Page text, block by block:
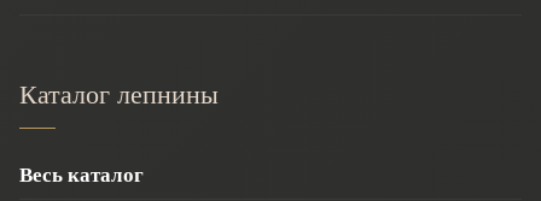
Каталог лепнины
Весь каталог